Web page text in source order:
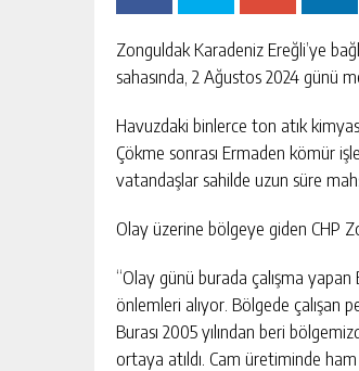
Zonguldak Karadeniz Ereğli’ye
sahasında, 2 Ağustos 2024 günü
Havuzdaki binlerce ton atık
Çökme sonrası Ermaden kömür
vatandaşlar sahilde uzun süre
Olay üzerine bölgeye giden CHP
“Olay günü burada çalışma
önlemleri alıyor. Bölgede çalışan
Burası 2005 yılından beri
ortaya atıldı. Cam üretiminde